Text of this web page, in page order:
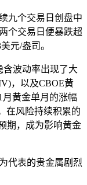
九个交易日创盘中
个交易日便暴跌超
元/盎司。
含波动率出现了大
，以及CBOE黄
黄金单月的涨幅
在风险持续积累的
期，成为影响黄金
代表的贵金属剧烈